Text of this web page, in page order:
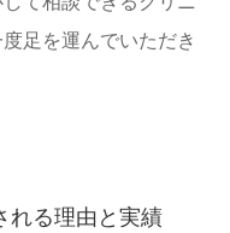
足を運んでいただき
る理由と実績